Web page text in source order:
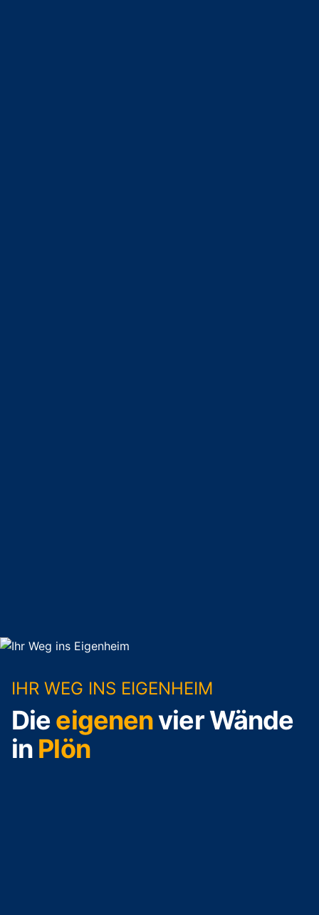
IHR WEG INS EIGENHEIM
Dieeigenenvier Wände
in Plön